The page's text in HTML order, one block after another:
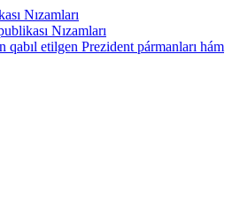
Nızamları
Nızamları
qabıl etilgen Prezident pármanları hám